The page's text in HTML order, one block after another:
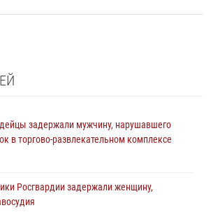
задержали мужчину, нарушавшего
в торгово-развлекательном комплексе
Росгвардии задержали женщину,